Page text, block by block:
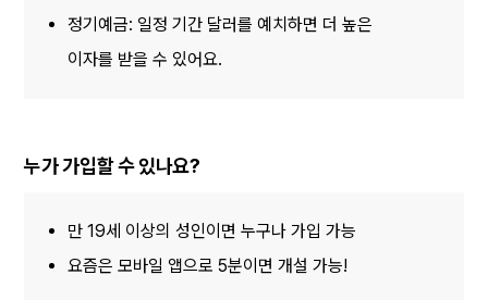
정기예금: 일정 기간 달러를 예치하면 더 높은
이자를 받을 수 있어요.
누가 가입할 수 있나요?
만 19세 이상의 성인이면 누구나 가입 가능
요즘은 모바일 앱으로 5분이면 개설 가능!